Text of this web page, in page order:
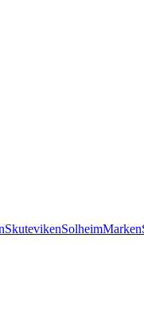
SkutevikenSolheimMarken